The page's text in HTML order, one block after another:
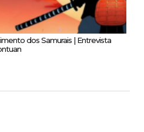
dos Samurais | Entrevista